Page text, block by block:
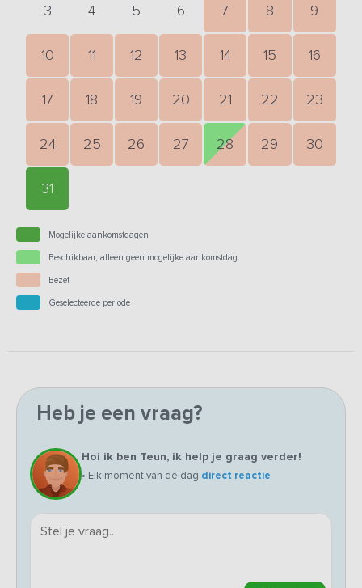
3 4 5 6 7 8 9
10 11 12 13 14 15 16
17 18 19 20 21 22 23
24 25 26 27 28 29 30
31
Mogelijke aankomstdagen
Beschikbaar, alleen geen mogelijke aankomstdag
Bezet
Geselecteerde periode
Heb je een vraag?
Hoi ik ben Teun, ik help je graag verder!
• Elk moment van de dag direct reactie